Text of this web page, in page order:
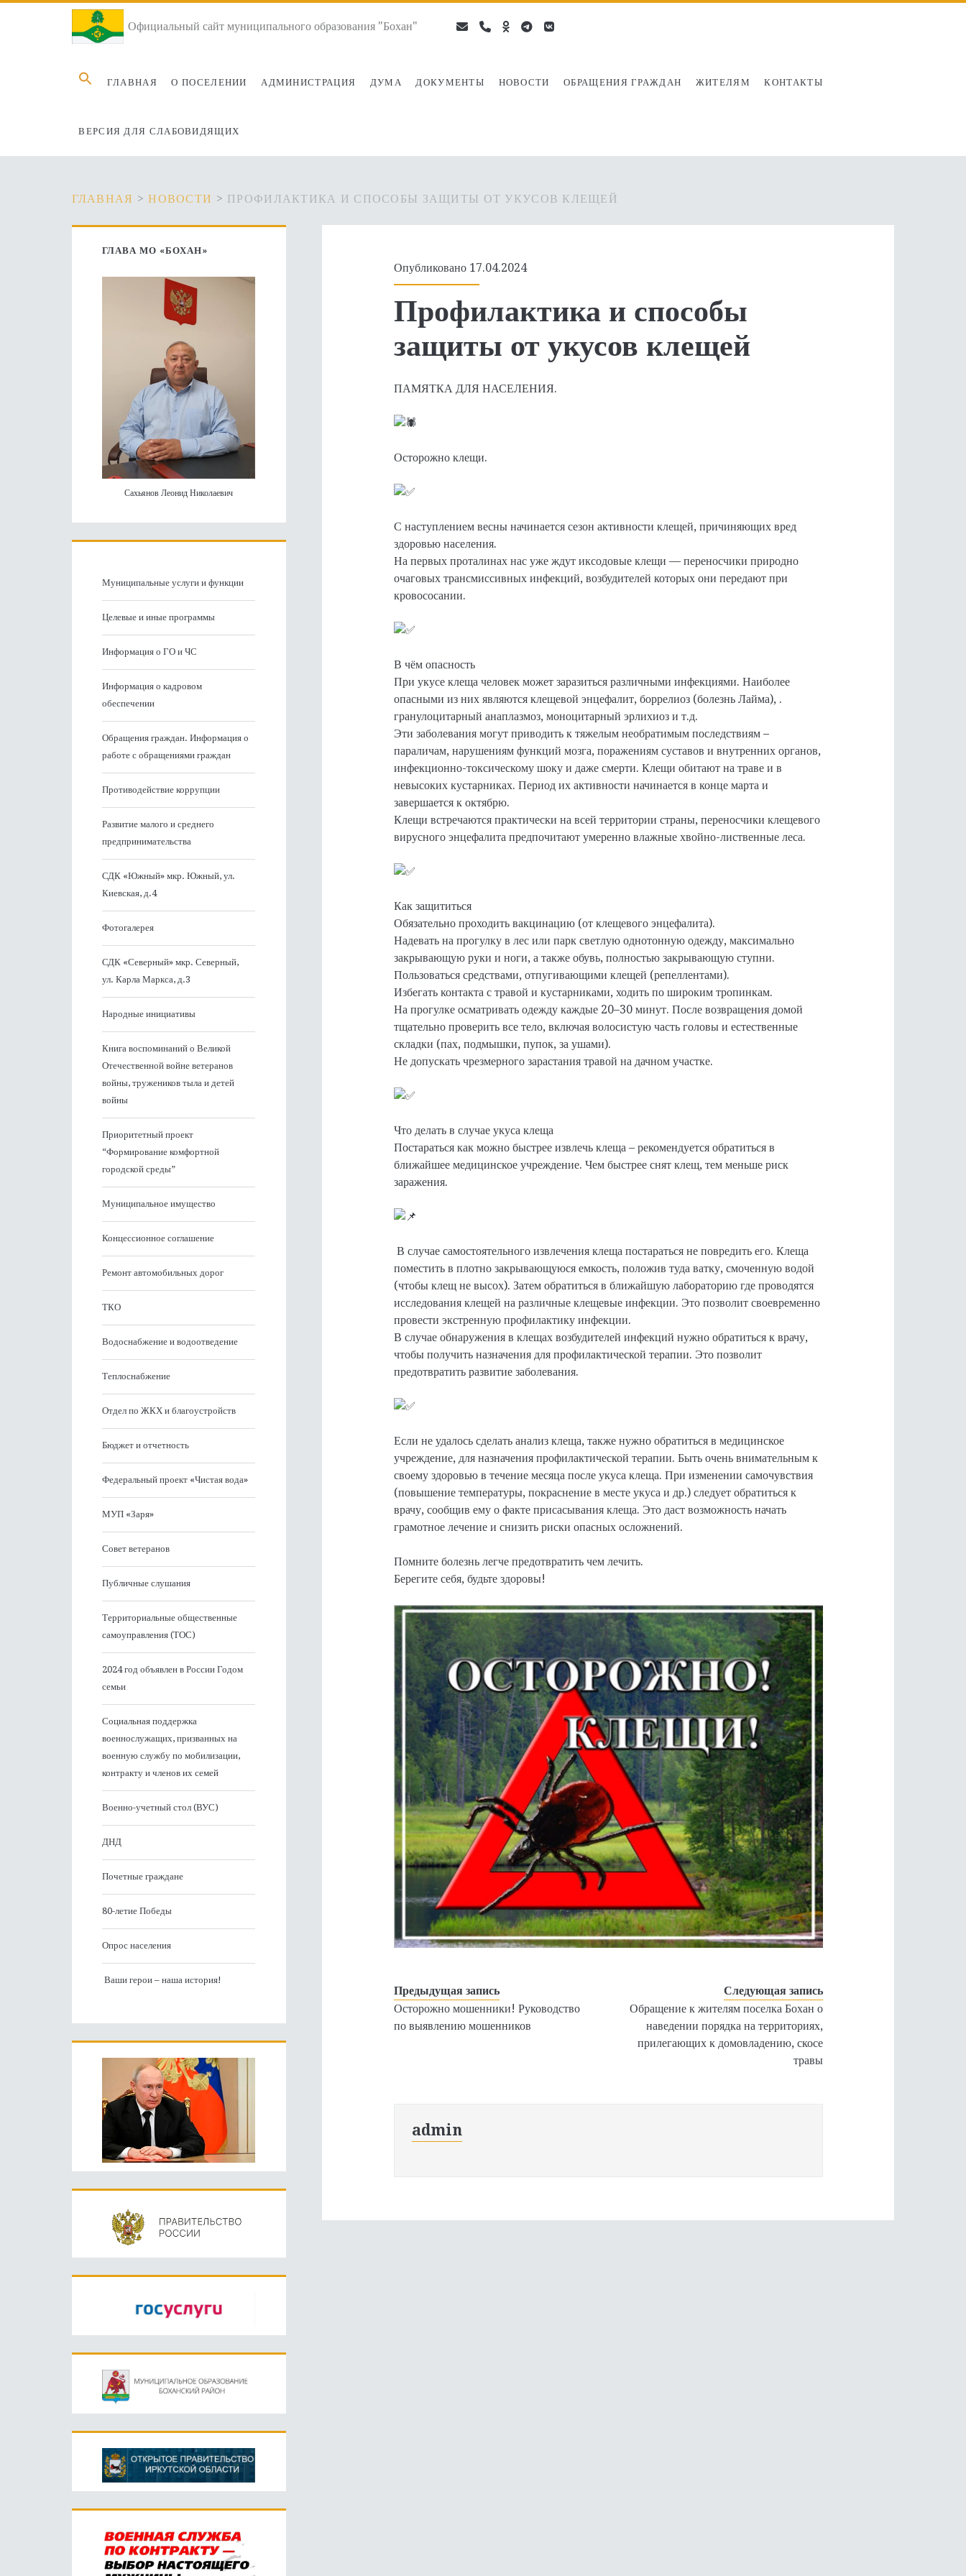
Официальный сайт муниципального образования "Бохан"
Search
for:
ГЛАВНАЯ О ПОСЕЛЕНИИ АДМИНИСТРАЦИЯ ДУМА ДОКУМЕНТЫ НОВОСТИ ОБРАЩЕНИЯ ГРАЖДАН ЖИТЕЛЯМ КОНТАКТЫ
ВЕРСИЯ ДЛЯ СЛАБОВИДЯЩИХ
emailphone
ok- telegram
vk
ГЛАВНАЯ >НОВОСТИ > ПРОФИЛАКТИКА И СПОСОБЫ ЗАЩИТЫ ОТ УКУСОВ КЛЕЩЕЙ
Опубликовано 17.04.2024
Профилактика и способы
защиты от укусов клещей
ПАМЯТКА ДЛЯ НАСЕЛЕНИЯ.
Осторожно клещи.
С наступлением весны начинается сезон активности клещей, причиняющих вред
здоровью населения.
На первых проталинах нас уже ждут иксодовые клещи — переносчики природно
очаговых трансмиссивных инфекций, возбудителей которых они передают при
кровососании.
В чём опасность
При укусе клеща человек может заразиться различными инфекциями. Наиболее
опасными из них являются клещевой энцефалит, боррелиоз (болезнь Лайма), .
гранулоцитарный анаплазмоз, моноцитарный эрлихиоз и т.д.
Эти заболевания могут приводить к тяжелым необратимым последствиям –
параличам, нарушениям функций мозга, поражениям суставов и внутренних органов,
инфекционно-токсическому шоку и даже смерти. Клещи обитают на траве и в
невысоких кустарниках. Период их активности начинается в конце марта и
завершается к октябрю.
Клещи встречаются практически на всей территории страны, переносчики клещевого
вирусного энцефалита предпочитают умеренно влажные хвойно-лиственные леса.
Как защититься
Обязательно проходить вакцинацию (от клещевого энцефалита).
Надевать на прогулку в лес или парк светлую однотонную одежду, максимально
закрывающую руки и ноги, а также обувь, полностью закрывающую ступни.
Пользоваться средствами, отпугивающими клещей (репеллентами).
Избегать контакта с травой и кустарниками, ходить по широким тропинкам.
На прогулке осматривать одежду каждые 20–30 минут. После возвращения домой
тщательно проверить все тело, включая волосистую часть головы и естественные
складки (пах, подмышки, пупок, за ушами).
Не допускать чрезмерного зарастания травой на дачном участке.
Что делать в случае укуса клеща
Постараться как можно быстрее извлечь клеща – рекомендуется обратиться в
ближайшее медицинское учреждение. Чем быстрее снят клещ, тем меньше риск
заражения.
В случае самостоятельного извлечения клеща постараться не повредить его. Клеща
поместить в плотно закрывающуюся емкость, положив туда ватку, смоченную водой
(чтобы клещ не высох). Затем обратиться в ближайшую лабораторию где проводятся
исследования клещей на различные клещевые инфекции. Это позволит своевременно
провести экстренную профилактику инфекции.
В случае обнаружения в клещах возбудителей инфекций нужно обратиться к врачу,
чтобы получить назначения для профилактической терапии. Это позволит
предотвратить развитие заболевания.
Если не удалось сделать анализ клеща, также нужно обратиться в медицинское
учреждение, для назначения профилактической терапии. Быть очень внимательным к
своему здоровью в течение месяца после укуса клеща. При изменении самочувствия
(повышение температуры, покраснение в месте укуса и др.) следует обратиться к
врачу, сообщив ему о факте присасывания клеща. Это даст возможность начать
грамотное лечение и снизить риски опасных осложнений.
Помните болезнь легче предотвратить чем лечить.
Берегите себя, будьте здоровы!
Предыдущая запись
Осторожно мошенники! Руководство
по выявлению мошенников
Следующая запись
Обращение к жителям поселка Бохан о
наведении порядка на территориях,
прилегающих к домовладению, скосе
травы
admin
Основная
боковая
ГЛАВА МО «БОХАН»
Сахьянов Леонид Николаевич
Муниципальные услуги и функции
Целевые и иные программы
Информация о ГО и ЧС
Информация о кадровом
обеспечении
Обращения граждан. Информация о
работе с обращениями граждан
Противодействие коррупции
Развитие малого и среднего
предпринимательства
СДК «Южный» мкр. Южный, ул.
Киевская, д.4
Фотогалерея
СДК «Северный» мкр. Северный,
ул. Карла Маркса, д.3
Народные инициативы
Книга воспоминаний о Великой
Отечественной войне ветеранов
войны, тружеников тыла и детей
войны
Приоритетный проект
“Формирование комфортной
городской среды”
Муниципальное имущество
Концессионное соглашение
Ремонт автомобильных дорог
ТКО
Водоснабжение и водоотведение
Теплоснабжение
Отдел по ЖКХ и благоустройств
Бюджет и отчетность
Федеральный проект «Чистая вода»
МУП «Заря»
Совет ветеранов
Публичные слушания
Территориальные общественные
самоуправления (ТОС)
2024 год объявлен в России Годом
семьи
Социальная поддержка
военнослужащих, призванных на
военную службу по мобилизации,
контракту и членов их семей
Военно-учетный стол (ВУС)
ДНД
Почетные граждане
80-летие Победы
Опрос населения
Ваши герои – наша история!